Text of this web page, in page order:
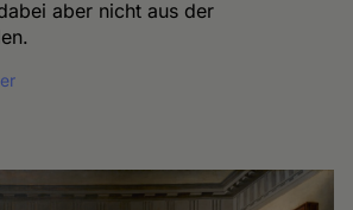
aber nicht aus der